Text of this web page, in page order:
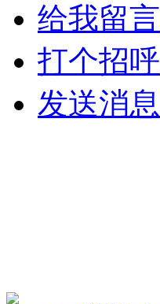
给我留言
打个招呼
发送消息